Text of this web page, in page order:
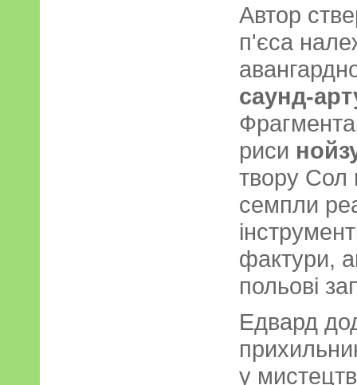
Автор
п'єса
саунд-
риси
твору Сол
семпли
фактури,
польові
Едвард
у